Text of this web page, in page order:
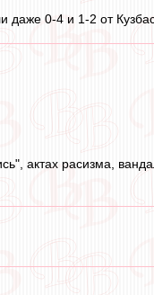
даже 0-4 и 1-2 от
актах расизма,